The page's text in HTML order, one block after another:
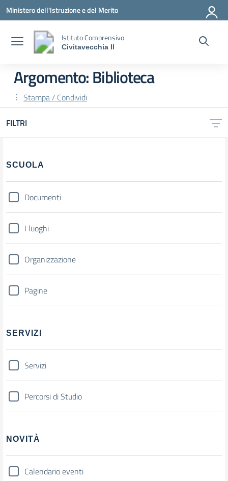
Vai ai contenuti
Vai al menu di navigazione
Vai al footer
Ministero dell'Istruzione e del Merito
Istituto Comprensivo
Civitavecchia II
Argomento: Biblioteca
Stampa / Condividi
FILTRI
SCUOLA
Documenti
I luoghi
Organizzazione
Pagine
SERVIZI
Servizi
Percorsi di Studio
NOVITÀ
Calendario eventi